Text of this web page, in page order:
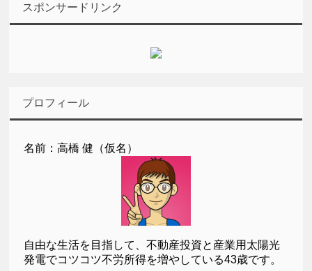
スポンサードリンク
プロフィール
名前：高橋 健（仮名）
自由な生活を目指して、不動産投資と産業用太陽光
発電でコツコツ不労所得を増やしている43歳です。